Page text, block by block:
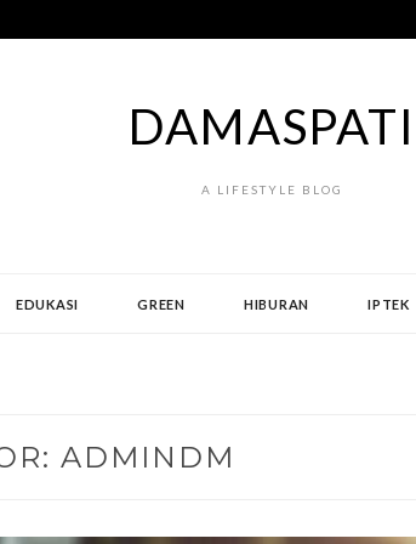
DAMASPATI
A LIFESTYLE BLOG
EDUKASI GREEN HIBURAN IPTEK
ADMINDM